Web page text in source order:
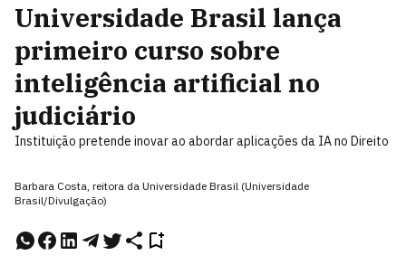
Universidade Brasil lança
primeiro curso sobre
inteligência artificial no
judiciário
Instituição pretende inovar ao abordar aplicações da IA no Direito
Barbara Costa, reitora da Universidade Brasil (Universidade
Brasil/Divulgação)